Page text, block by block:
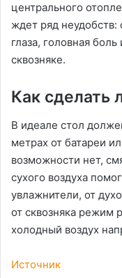
центрального
ждет ряд неудобств:
глаза, головная
сквозняке.
Как сделать
В идеале стол
метрах от батареи
возможности нет,
сухого воздуха
увлажнители, от
от сквозняка режим
холодный воздух
Источник